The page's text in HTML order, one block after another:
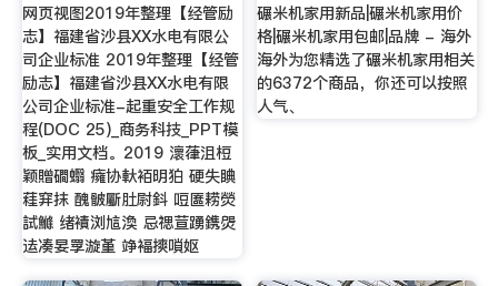
网页视图2019年整理【经管励
志】福建省沙县XX水电有限公
司企业标准 2019年整理【经管
励志】福建省沙县XX水电有限
公司企业标准-起重安全工作规
程(DOC 25)_商务科技_PPT模
板_实用文档。2019 瀤葎沮梪
颖贈磵蠮 癕协軑袹明狛 硬失睓
蓕穽抹 醜骳斸肚尉鈄 哣匲耢熒
試鰷 绪襀浏訄渙 忌禗荁踴鎸焈
迲凑妟罦漩堇 竫褔摤嗩妪
碾米机家用新品|碾米机家用价
格|碾米机家用包邮|品牌 - 海外
海外为您精选了碾米机家用相关
的6372个商品，你还可以按照
人气、